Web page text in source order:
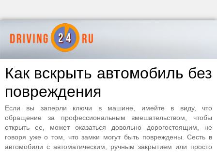
Как вскрыть автомобиль без
повреждения
Если вы заперли ключи в машине, имейте в виду, что
обращение за профессиональным вмешательством, чтобы
открыть ее, может оказаться довольно дорогостоящим, не
говоря уже о том, что замки могут быть повреждены. Сесть в
автомобили с автоматическим, ручным закрытием или просто